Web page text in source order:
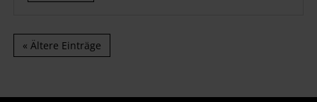
« Ältere Einträge